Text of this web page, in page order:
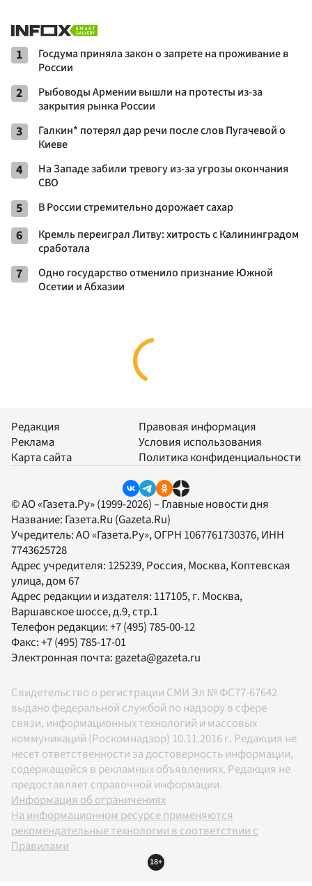
1
Госдума приняла закон о запрете на проживание в
России
2
Рыбоводы Армении вышли на протесты из-за
закрытия рынка России
3
Галкин* потерял дар речи после слов Пугачевой о
Киеве
4
На Западе забили тревогу из-за угрозы окончания
СВО
5 В России стремительно дорожает сахар
6
Кремль переиграл Литву: хитрость с Калининградом
сработала
7
Одно государство отменило признание Южной
Осетии и Абхазии
Редакция
Реклама
Карта сайта
Правовая информация
Условия использования
Политика конфиденциальности
© АО «Газета.Ру» (1999-2026) – Главные новости дня
Название: Газета.Ru (Gazeta.Ru)
Учредитель:АО «Газета.Ру», ОГРН 1067761730376, ИНН
7743625728
Адрес учредителя: 125239, Россия, Москва, Коптевская
улица, дом 67
Адрес редакции и издателя: 117105, г. Москва,
Варшавское шоссе, д.9, стр.1
Телефон редакции:+7 (495) 785-00-12
Факс:+7 (495) 785-17-01
Электронная почта: gazeta@gazeta.ru
Свидетельство о регистрации СМИ Эл № ФС77-67642
выдано федеральной службой по надзору в сфере
связи, информационных технологий и массовых
коммуникаций (Роскомнадзор) 10.11.2016 г. Редакция не
несет ответственности за достоверность информации,
содержащейся в рекламных объявлениях. Редакция не
предоставляет справочной информации.
Информация об ограничениях
На информационном ресурсе применяются
рекомендательные технологии в соответствии с
Правилами
18+